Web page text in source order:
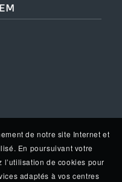
de notre site Internet et
En poursuivant votre
l’utilisation de cookies pour
adaptés à vos centres